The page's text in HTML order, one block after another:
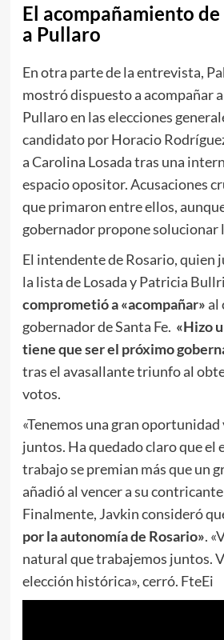
El acompañamiento
a Pullaro
En otra parte de la entrevista,
mostró dispuesto a acompañar
Pullaro en las elecciones
candidato por Horacio
a Carolina Losada tras una
espacio opositor. Acusaciones
que primaron entre ellos,
gobernador propone solucionar
El intendente de Rosario, quien
la lista de Losada y Patricia
comprometió a «acompañar»al
gobernador de Santa Fe. «Hizo
tiene que ser el próximo
tras el avasallante triunfo al
votos.
«Tenemos una gran
juntos. Ha quedado claro que el
trabajo se premian más que un
añadió al vencer a su
Finalmente, Javkin consideró
por la autonomía de Rosario».
natural que trabajemos juntos.
elección histórica», cerró. FteEi